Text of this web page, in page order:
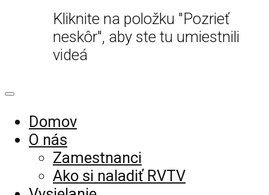
Kliknite na položku "Pozrieť
neskôr", aby ste tu umiestnili
videá
Domov
O nás
Zamestnanci
Ako si naladiť RVTV